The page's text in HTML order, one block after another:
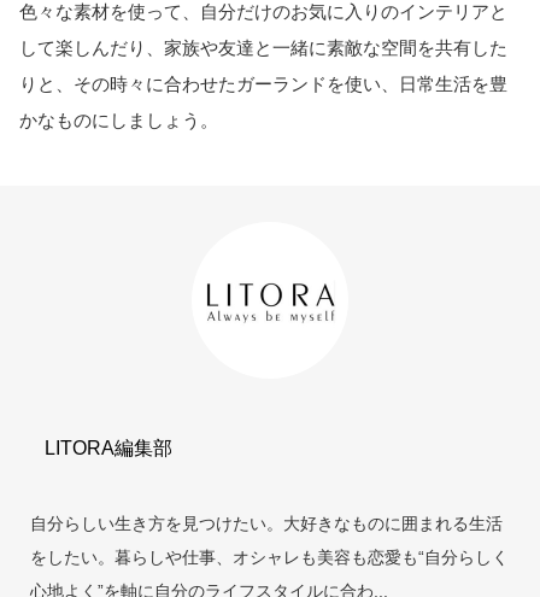
色々な素材を使って、自分だけのお気に入りのインテリアと
して楽しんだり、家族や友達と一緒に素敵な空間を共有した
りと、その時々に合わせたガーランドを使い、日常生活を豊
かなものにしましょう。
LITORA編集部
自分らしい生き方を見つけたい。大好きなものに囲まれる生活
をしたい。暮らしや仕事、オシャレも美容も恋愛も“自分らしく
心地よく”を軸に自分のライフスタイルに合わ...